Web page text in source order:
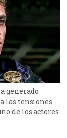
generado
las tensiones
de los actores
ser objeto de
de